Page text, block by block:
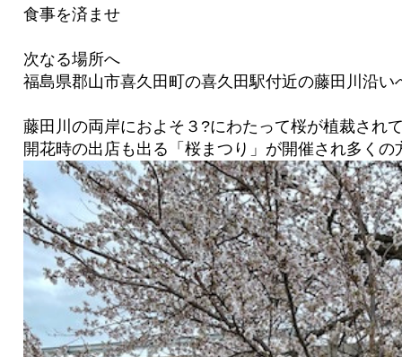
食事を済ませ
次なる場所へ
福島県郡山市喜久田町の喜久田駅付近の藤田川沿い
藤田川の両岸におよそ３?にわたって桜が植裁され
開花時の出店も出る「桜まつり」が開催され多く